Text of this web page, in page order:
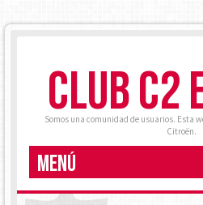
CLUB C2
Somos una comunidad de usuarios. Esta
Citroën.
MENÚ